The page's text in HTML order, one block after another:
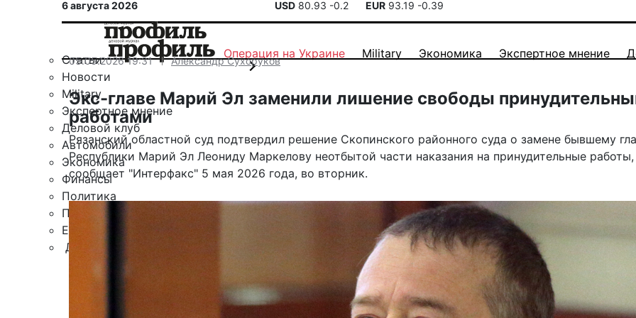
6 августа 2026 USD 80.93 -0.2 EUR 93.19 -0.39
Статьи
Новости
Military
Экспертное мнение
Деловой клуб
Автомобили
Экономика
Финансы
Политика
Путешествия
ЕАЭС
Другие рубрики
Спецпроект «Юрий Мамлеев»
Календарь событий
Зарубежье
Операция на Украине Military Экономика Экспертное мнение
05.05.2026 19:31 Александр Сухоруков
Экс-главе Марий Эл заменили лишение свободы
работами
Рязанский областной суд подтвердил решение Скопинского районного суда о замене бывшему
Республики Марий Эл Леониду Маркелову неотбытой части наказания на принудительные работы,
сообщает "Интерфакс" 5 мая 2026 года, во вторник.